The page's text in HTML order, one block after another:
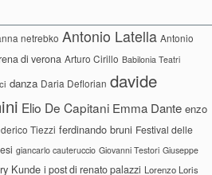
netrebko Antonio Latella Antonio
di verona Arturo Cirillo Babilonia Teatri
danza Daria Deflorian davide
Elio De Capitani Emma Dante enzo
Tiezzi ferdinando bruni Festival delle
giancarlo cauteruccio Giovanni Testori Giuseppe
Kunde i post di renato palazzi Lorenzo Loris